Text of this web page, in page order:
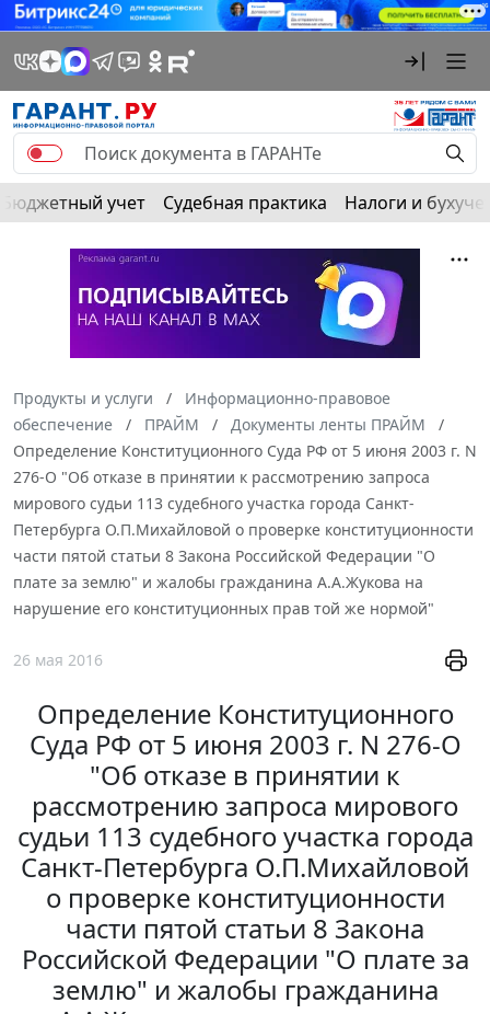
Бюджетный учет Судебная практика Налоги и
Продукты и услуги
Информационно-правовое
обеспечение
ПРАЙМ
Документы ленты ПРАЙМ
Определение Конституционного Суда РФ от 5 июня 2003 г. N
276-О "Об отказе в принятии к рассмотрению запроса
мирового судьи 113 судебного участка города Санкт-
Петербурга О.П.Михайловой о проверке конституционности
части пятой статьи 8 Закона Российской Федерации "О
плате за землю" и жалобы гражданина А.А.Жукова на
нарушение его конституционных прав той же нормой"
26 мая 2016
Определение Конституционного
Суда РФ от 5 июня 2003 г. N 276-О
"Об отказе в принятии к
рассмотрению запроса мирового
судьи 113 судебного участка города
Санкт-Петербурга О.П.Михайловой
о проверке конституционности
части пятой статьи 8 Закона
Российской Федерации "О плате за
землю" и жалобы гражданина